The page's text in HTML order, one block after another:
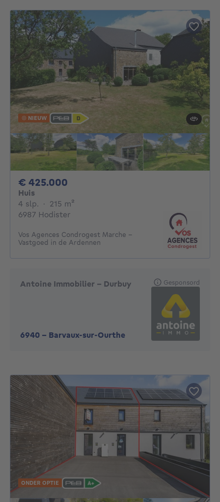
NIEUW
€ 425.000
Huis
4 slp. 4 slaapkamers
· 215 m²
6987 Hodister
Vos Agences Condrogest Marche -
Vastgoed in de Ardennen
Antoine Immobilier - Durbuy
6940 - Barvaux-sur-Ourthe
Gesponsord
ONDER OPTIE